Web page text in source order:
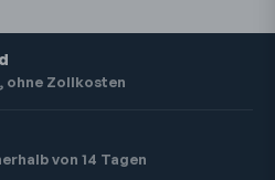
ohne Zollkosten
von 14 Tagen